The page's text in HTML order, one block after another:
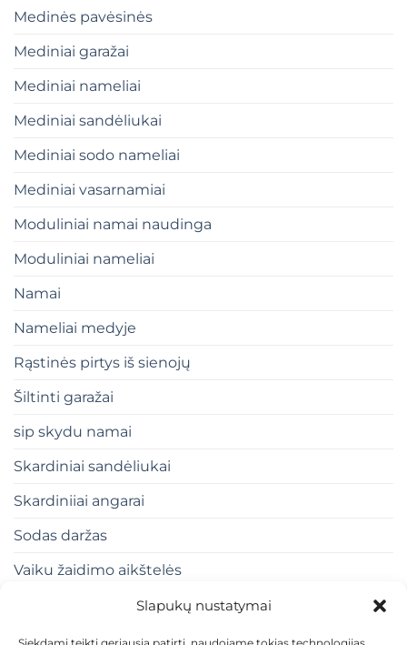
Slapukų nustatymai
Medinės pavėsinės
Mediniai garažai
Mediniai nameliai
Mediniai sandėliukai
Mediniai sodo nameliai
Mediniai vasarnamiai
Moduliniai namai naudinga
Moduliniai nameliai
Namai
Nameliai medyje
Rąstinės pirtys iš sienojų
Šiltinti garažai
sip skydu namai
Skardiniai sandėliukai
Skardiniiai angarai
Sodas daržas
Vaiku žaidimo aikštelės